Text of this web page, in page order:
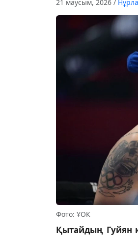
21 маусым, 2026 /
Фото: ҰОК
Қытайдың Гуйян